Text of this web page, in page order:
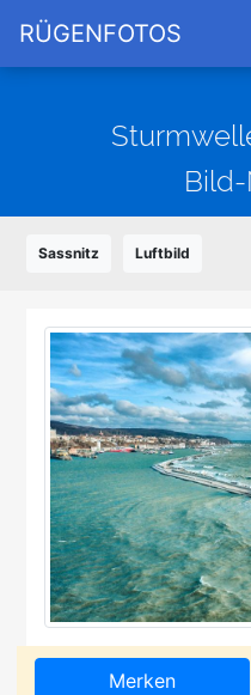
RÜGENFOTOS
Bild-
Sassnitz Luftbild
Merken